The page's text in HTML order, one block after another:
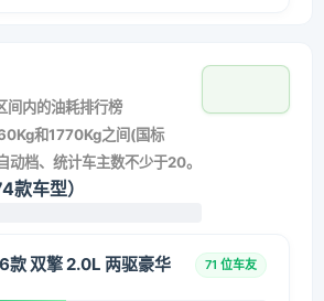
间内的油耗排行榜
和1770Kg之间(国标
档、统计车主数不少于20。
车型）
款 双擎 2.0L 两驱豪华
71 位车友